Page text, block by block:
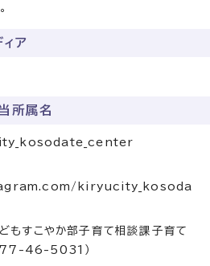
ア
所属名
kiryucity_kosoda
もすこやか部子育て相談課子育て
46-5031）